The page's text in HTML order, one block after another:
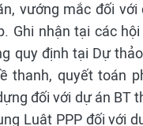
vướng mắc đối với
Ghi nhận tại các
quy định tại Dự
thanh, quyết toán
đối với dự án BT
Luật PPP đối với